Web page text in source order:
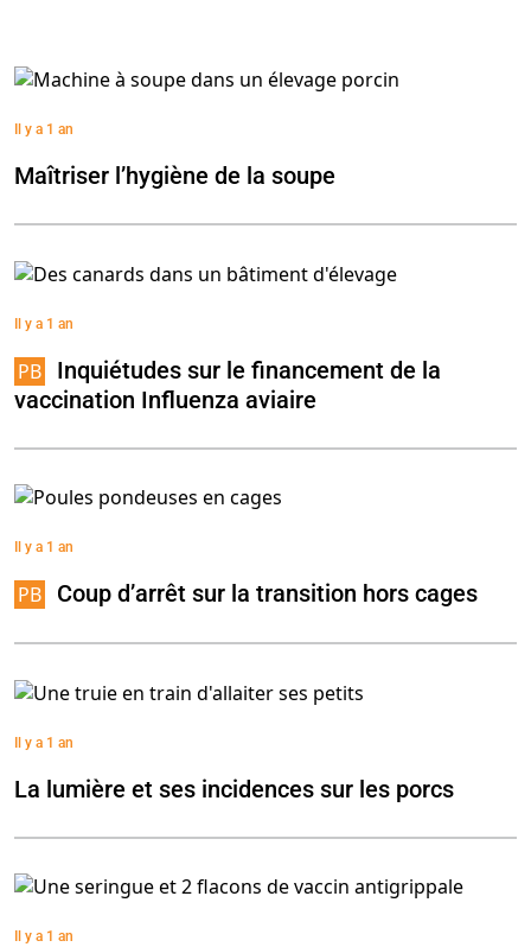
Il y a 1 an
Maîtriser l’hygiène de la soupe
Il y a 1 an
Inquiétudes sur le financement de la
vaccination Influenza aviaire
Il y a 1 an
Coup d’arrêt sur la transition hors cages
Il y a 1 an
La lumière et ses incidences sur les porcs
Il y a 1 an